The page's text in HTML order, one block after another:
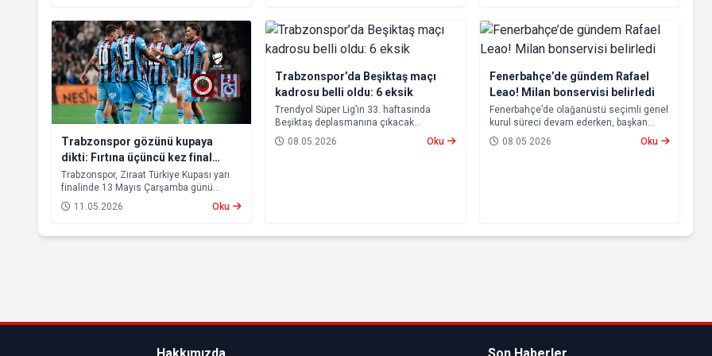
Trabzonspor gözünü kupaya
dikti: Fırtına üçüncü kez final
istiyor
Trabzonspor, Ziraat Türkiye Kupası yarı
finalinde 13 Mayıs Çarşamba günü
Natura Dünyası Gençlerbirliği ile
deplasmanda karşı karşıya gelecek.
11.05.2026 Oku
Trabzonspor’da Beşiktaş maçı
kadrosu belli oldu: 6 eksik
Trendyol Süper Lig’in 33. haftasında
Beşiktaş deplasmanına çıkacak
Trabzonspor’un kamp kadrosu belli oldu.
08.05.2026 Oku
Fenerbahçe’de gündem Rafael
Leao! Milan bonservisi belirledi
Fenerbahçe’de olağanüstü seçimli genel
kurul süreci devam ederken, başkan
adayları Aziz Yıldırım ve Hakan Safi’nin
transfer çalışmalarına da hız verdiği öne
08.05.2026 Oku